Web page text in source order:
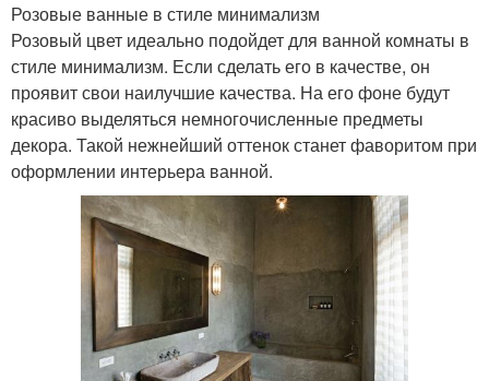
Розовые ванные в стиле минимализм
Розовый цвет идеально подойдет для ванной комнаты в
стиле минимализм. Если сделать его в качестве, он
проявит свои наилучшие качества. На его фоне будут
красиво выделяться немногочисленные предметы
декора. Такой нежнейший оттенок станет фаворитом при
оформлении интерьера ванной.